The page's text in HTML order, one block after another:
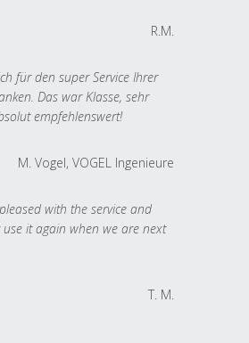
R.M.
für den super Service Ihrer
Das war Klasse, sehr
empfehlenswert!
M. Vogel, VOGEL Ingenieure
with the service and
it again when we are next
T. M.